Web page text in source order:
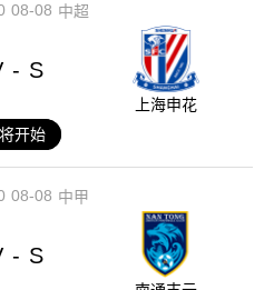
08-08 中超
- S
上海申花
开始
08-08 中甲
- S